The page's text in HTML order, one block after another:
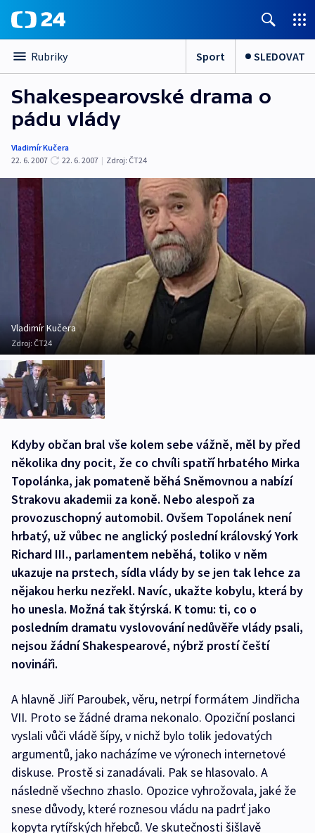
Rubriky Sport SLEDOVAT
Shakespearovské drama o
pádu vlády
Vladimír Kučera
22. 6. 2007
22. 6. 2007 | Zdroj: ČT24
Vladimír Kučera
Zdroj: ČT24
Kdyby občan bral vše kolem sebe vážně, měl by před
několika dny pocit, že co chvíli spatří hrbatého Mirka
Topolánka, jak pomateně běhá Sněmovnou a nabízí
Strakovu akademii za koně. Nebo alespoň za
provozuschopný automobil. Ovšem Topolánek není
hrbatý, už vůbec ne anglický poslední královský York
Richard III., parlamentem neběhá, toliko v něm
ukazuje na prstech, sídla vlády by se jen tak lehce za
nějakou herku nezřekl. Navíc, ukažte kobylu, která by
ho unesla. Možná tak štýrská. K tomu: ti, co o
posledním dramatu vyslovování nedůvěře vlády psali,
nejsou žádní Shakespearové, nýbrž prostí čeští
novináři.
A hlavně Jiří Paroubek, věru, netrpí formátem Jindřicha
VII. Proto se žádné drama nekonalo. Opoziční poslanci
vyslali vůči vládě šípy, v nichž bylo tolik jedovatých
argumentů, jako nacházíme ve výronech internetové
diskuse. Prostě si zanadávali. Pak se hlasovalo. A
následně všechno zhaslo. Opozice vyhrožovala, jaké že
snese důvody, které roznesou vládu na padrť jako
kopyta rytířských hřebců. Ve skutečnosti šišlavě